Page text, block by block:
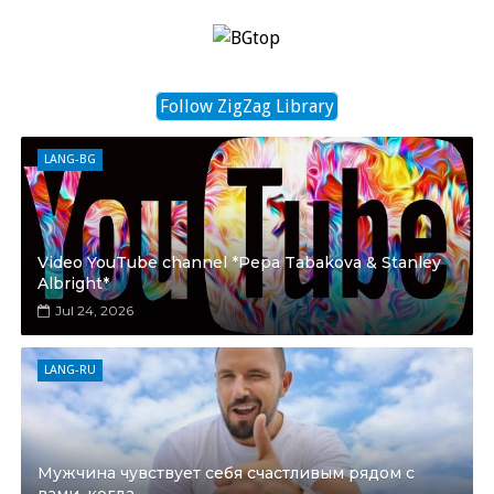
Follow ZigZag Library
LANG-BG
Video YouTube channel *Pepa Tabakova & Stanley
Albright*
Jul 24, 2026
LANG-RU
Мужчина чувствует себя счастливым рядом с